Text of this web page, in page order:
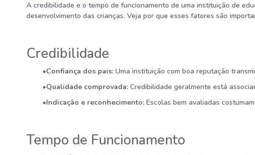
A credibilidade e o tempo de funcionamento de uma instituição de
desenvolvimento das crianças. Veja por que esses fatores são
Credibilidade
•Confiança dos pais: Uma instituição com boa reputação
•Qualidade comprovada: Credibilidade geralmente está
•Indicação e reconhecimento: Escolas bem avaliadas
Tempo de Funcionamento